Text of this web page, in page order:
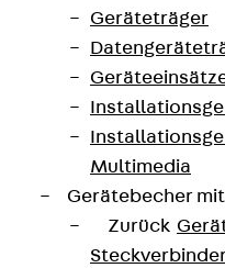
Geräteträger
Multimedia
Gerätebecher
Zurück